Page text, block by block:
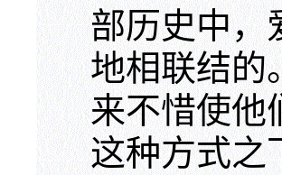
部历史中，
地相联结的
来不惜使他
这种方式之